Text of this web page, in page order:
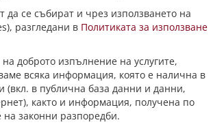
да се събират и чрез използването на
разгледани в Политиката за използване
доброто изпълнение на услугите,
всяка информация, която е налична в
(вкл. в публична база данни и данни,
както и информация, получена по
законни разпоредби.